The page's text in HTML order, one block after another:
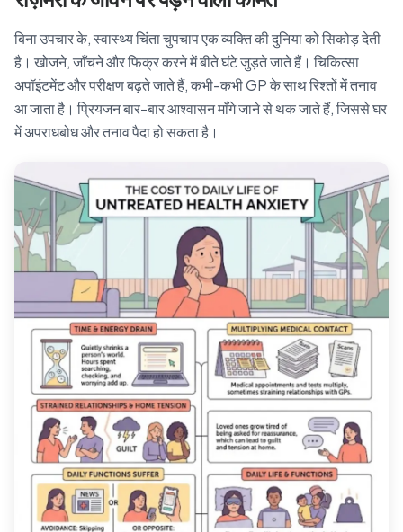
बिना उपचार के, स्वास्थ्य चिंता चुपचाप एक व्यक्ति की दुनिया को सिकोड़ देती
है। खोजने, जाँचने और फिक्र करने में बीते घंटे जुड़ते जाते हैं। चिकित्सा
अपॉइंटमेंट और परीक्षण बढ़ते जाते हैं, कभी-कभी GP के साथ रिश्तों में तनाव
आ जाता है। प्रियजन बार-बार आश्वासन माँगे जाने से थक जाते हैं, जिससे घर
में अपराधबोध और तनाव पैदा हो सकता है।